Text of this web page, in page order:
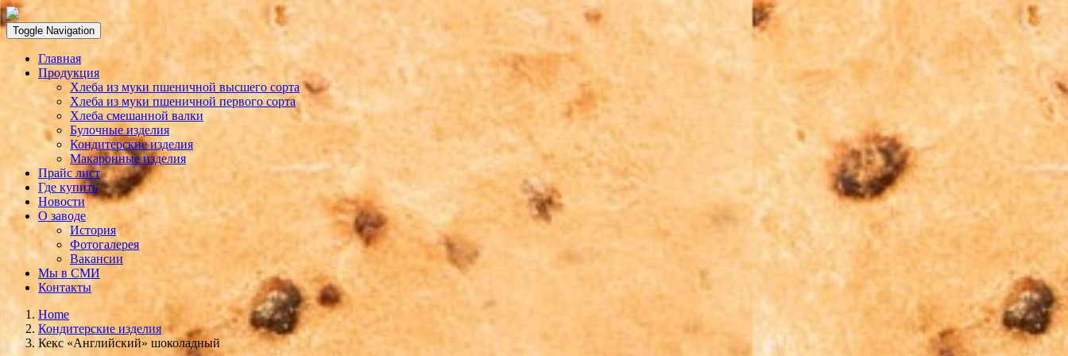
Toggle Navigation
Главная
Продукция
Хлеба из муки пшеничной высшего сорта
Хлеба из муки пшеничной первого сорта
Хлеба смешанной валки
Булочные изделия
Кондитерские изделия
Макаронные изделия
Прайс лист
Где купить
Новости
О заводе
История
Фотогалерея
Вакансии
Мы в СМИ
Контакты
Home
Кондитерские изделия
Кекс «Английский» шоколадный